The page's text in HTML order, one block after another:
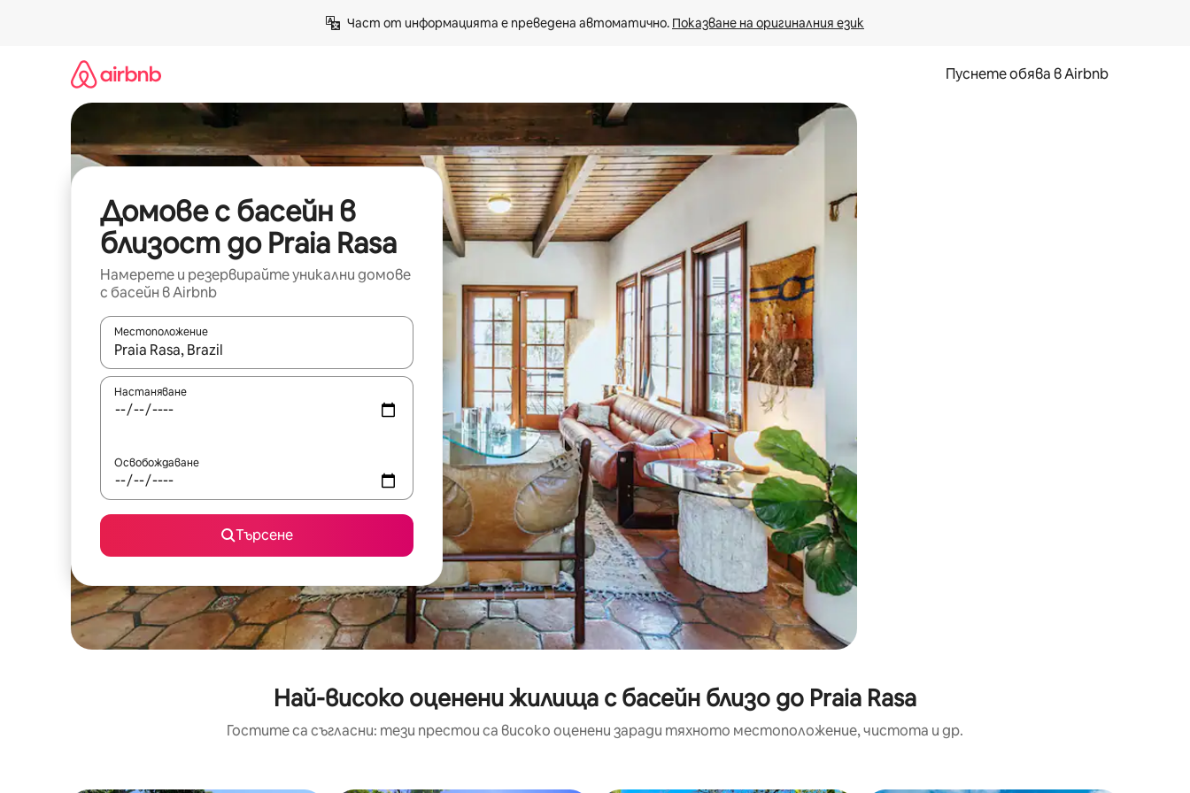
Част от информацията е преведена автоматично. Показване на оригиналния език
Пуснете обява в Airbnb
Домове с басейн в
близост до Praia Rasa
Намерете и резервирайте уникални домове
с басейн в Airbnb
Местоположение
Когато резултатите се покажат, използвайте клавишите със стрелки нагоре и надолу или навигирайте с докосване или плъзгане.
Настаняване
Освобождаване
Търсене
Най-високо оценени жилища с басейн близо до Praia Rasa
Гостите са съгласни: тези престои са високо оценени заради тяхното местоположение, чистота и др.